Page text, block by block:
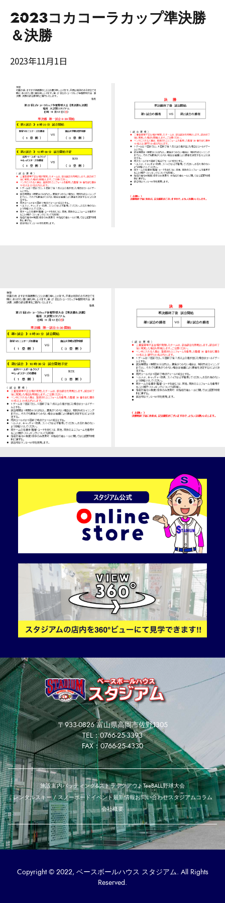
2023コカコーラカップ準決勝
＆決勝
2023年11月1日
〒933-0826 富山県高岡市佐野1305
TEL：0766-25-3393
FAX：0766-25-4330
施設案内バッティング&ストラックアウトTeeBALL野球大会
レンタルスキー / スノーボードイベント最新情報お問い合わせスタジアムコラム
会社概要
Copyright © 2022, ベースボールハウス スタジアム. All Rights
Reserved.